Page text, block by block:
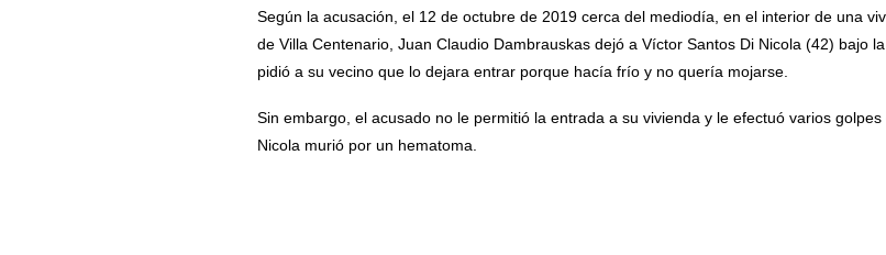
Según la acusación, el 12 de octubre de 2019 cerca del mediodía, en el interior de una
de Villa Centenario, Juan Claudio Dambrauskas dejó a Víctor Santos Di Nicola (42) bajo
pidió a su vecino que lo dejara entrar porque hacía frío y no quería mojarse.
Sin embargo, el acusado no le permitió la entrada a su vivienda y le efectuó varios
Nicola murió por un hematoma.